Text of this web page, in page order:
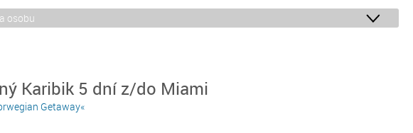
Karibik 5 dní z/do Miami
Getaway«